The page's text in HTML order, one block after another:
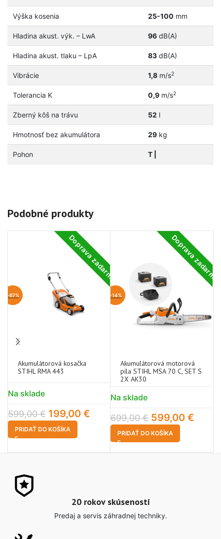
Výška kosenia 25-100 mm
Hladina akust. výk. – LwA 96dB(A)
Hladina akust. tlaku – LpA 83dB(A)
Vibrácie 1,8m/s2
Tolerancia K 0,9m/s2
Zberný kôš na trávu 52 l
Hmotnosť bez akumulátora 29kg
Pohon T |
Podobné produkty
Doprava zadarmo
-67%
Akumulátorová kosačka
STIHL RMA 443
Na sklade
599,00€ 199,00 €
PRIDAŤ DO KOŠÍKA
Doprava zadarmo
-14%
Akumulátorová motorová
píla STIHL MSA 70 C, SET S
2X AK30
Na sklade
699,00€ 599,00 €
PRIDAŤ DO KOŠÍKA
20 rokov skúseností
Predaj a servis záhradnej techniky.